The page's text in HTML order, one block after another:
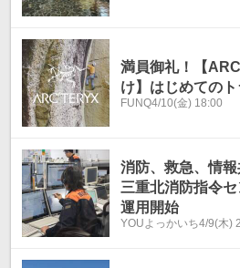
満員御礼！【
け】はじめての
FUNQ4/10(金) 18:00
消防、救急、情報
三重北消防指令
運用開始
YOUよっかいち4/9(木)